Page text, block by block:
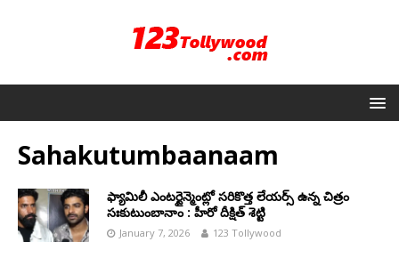
Sahakutumbaanaam
ఫ్యామిలీ ఎంటర్టైన్మెంట్లో సరికొత్త లేయర్స్ ఉన్న చిత్రం
సఃకుటుంబానాం : హీరో దీక్షిత్ శెట్టి
January 7, 2026 123 Tollywood